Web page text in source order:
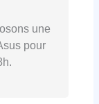
une
pour